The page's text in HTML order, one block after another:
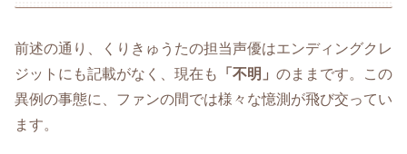
前述の通り、くりきゅうたの担当声優はエンディングクレ
ジットにも記載がなく、現在も
「不明」 のままです。この
異例の事態に、ファンの間では様々な憶測が飛び交ってい
ます。